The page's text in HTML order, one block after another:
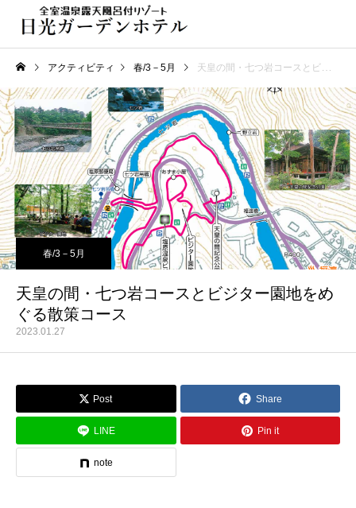
アクティビティ 春/3－5月 天皇の間・七つ岩コースとビジター園地をめぐる散策コース
春/3－5月
天皇の間・七つ岩コースとビジター園地をめ
ぐる散策コース
2023.01.27
Post Share
LINE Pin it
note